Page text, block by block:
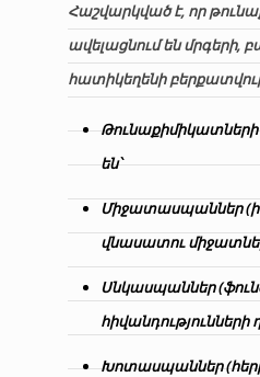
Հաշվարկված է, որ
ավելացնում են մրգերի,
հատիկեղենի
են՝
Միջատասպաններ
վնասատու
Սնկասպաններ
հիվանդությունների
Խոտասպաններ